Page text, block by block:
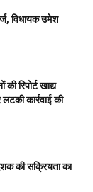
विधायक उमेश
रिपोर्ट खाद्य
लटकी कार्रवाई की
की सक्रियता का